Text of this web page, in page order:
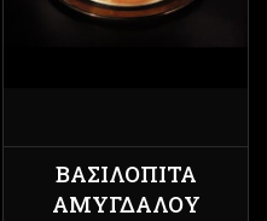
ΒΑΣΙΛΌΠΙΤΑ
ΑΜΥΓΔΆΛΟΥ